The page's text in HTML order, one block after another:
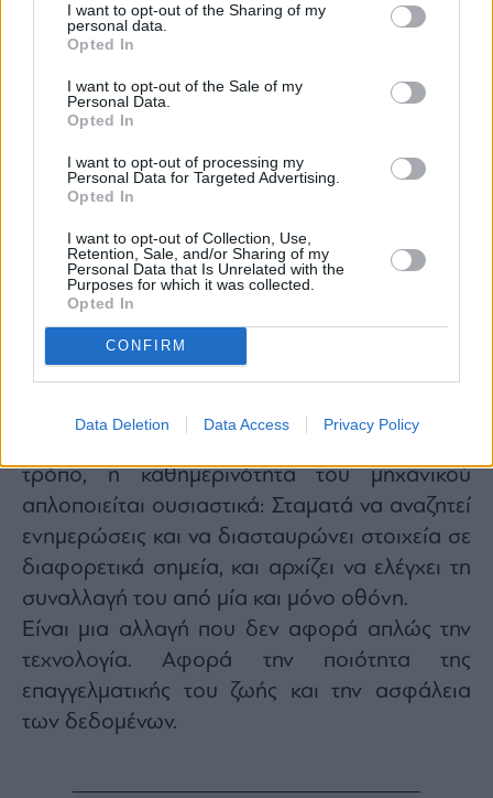
I want to opt-out of the Sharing of my
personal data.
Opted In
I want to opt-out of the Sale of my
Personal Data.
Opted In
I want to opt-out of processing my
Personal Data for Targeted Advertising.
Opted In
I want to opt-out of Collection, Use,
Retention, Sale, and/or Sharing of my
Personal Data that Is Unrelated with the
Purposes for which it was collected.
Opted In
CONFIRM
Data Deletion Data Access Privacy Policy
διαχείριση και ολοκληρωμένη απεικόνιση του
κύκλου ζωής των εγγυητικών επιστολών μέσα
σε ένα ενιαίο περιβάλλον. Μπορεί να
παρακολουθεί την πορεία κάθε αιτήματος, να
γνωρίζει σε ποιο στάδιο βρίσκεται και να
λαμβάνει έγκαιρη, προσωποποιημένη
ενημέρωση.
Παράλληλα, κάθε ενέργεια είναι πλήρως
ιχνηλάσιμη, με διαφάνεια, ασφάλεια και
συμμόρφωση με τα διεθνή πρότυπα
ασφάλειας πληροφοριών και προστασίας
τρόπο, η καθημερινότητα του μηχανικού
απλοποιείται ουσιαστικά: Σταματά να αναζητεί
ενημερώσεις και να διασταυρώνει στοιχεία σε
διαφορετικά σημεία, και αρχίζει να ελέγχει τη
συναλλαγή του από μία και μόνο οθόνη.
Είναι μια αλλαγή που δεν αφορά απλώς την
τεχνολογία. Αφορά την ποιότητα της
επαγγελματικής του ζωής και την ασφάλεια
των δεδομένων.